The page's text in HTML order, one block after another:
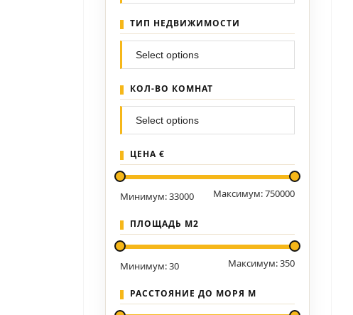
ТИП НЕДВИЖИМОСТИ
КОЛ-ВО КОМНАТ
ЦЕНА €
Минимум:33000 Максимум:750000
ПЛОЩАДЬ М2
Минимум:30 Максимум:350
РАССТОЯНИЕ ДО МОРЯ М